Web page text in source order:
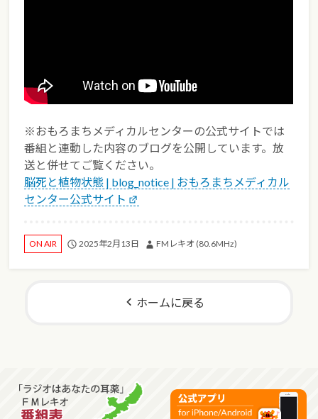
※おもろまちメディカルセンターの公式サイトでは
番組と連動した内容のブログを公開しています。放
送と併せてご覧ください。
脳死と植物状態 | blog_notice | おもろまちメディカル
センター公式サイト
ON AIR 2025年2月13日 FMレキオ (80.6MHz)
ホームに戻る